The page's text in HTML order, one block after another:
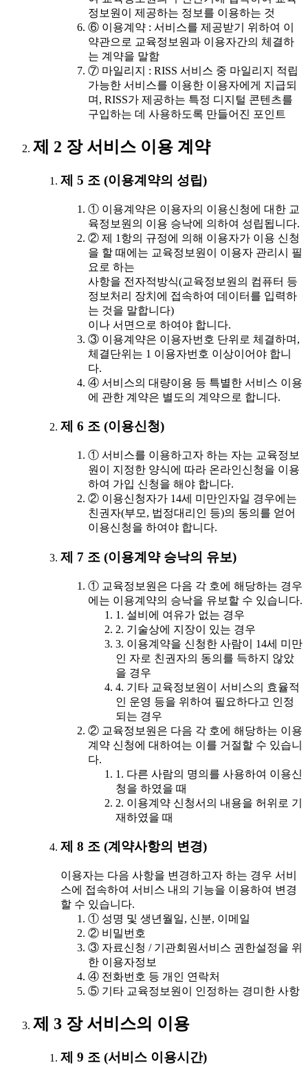
정보원이 제공하는 정보를 이용하는 것
⑥ 이용계약 : 서비스를 제공받기 위하여 이
약관으로 교육정보원과 이용자간의 체결하
는 계약을 말함
⑦ 마일리지 : RISS 서비스 중 마일리지 적립
가능한 서비스를 이용한 이용자에게 지급되
며, RISS가 제공하는 특정 디지털 콘텐츠를
구입하는 데 사용하도록 만들어진 포인트
제 2 장 서비스 이용 계약
제 5 조 (이용계약의 성립)
① 이용계약은 이용자의 이용신청에 대한 교
육정보원의 이용 승낙에 의하여 성립됩니다.
② 제 1항의 규정에 의해 이용자가 이용 신청
을 할 때에는 교육정보원이 이용자 관리시 필
요로 하는
사항을 전자적방식(교육정보원의 컴퓨터 등
정보처리 장치에 접속하여 데이터를 입력하
는 것을 말합니다)
이나 서면으로 하여야 합니다.
③ 이용계약은 이용자번호 단위로 체결하며,
체결단위는 1 이용자번호 이상이어야 합니
다.
④ 서비스의 대량이용 등 특별한 서비스 이용
에 관한 계약은 별도의 계약으로 합니다.
제 6 조 (이용신청)
① 서비스를 이용하고자 하는 자는 교육정보
원이 지정한 양식에 따라 온라인신청을 이용
하여 가입 신청을 해야 합니다.
② 이용신청자가 14세 미만인자일 경우에는
친권자(부모, 법정대리인 등)의 동의를 얻어
이용신청을 하여야 합니다.
제 7 조 (이용계약 승낙의 유보)
① 교육정보원은 다음 각 호에 해당하는 경우
에는 이용계약의 승낙을 유보할 수 있습니다.
1. 설비에 여유가 없는 경우
2. 기술상에 지장이 있는 경우
3. 이용계약을 신청한 사람이 14세 미만
인 자로 친권자의 동의를 득하지 않았
을 경우
4. 기타 교육정보원이 서비스의 효율적
인 운영 등을 위하여 필요하다고 인정
되는 경우
② 교육정보원은 다음 각 호에 해당하는 이용
계약 신청에 대하여는 이를 거절할 수 있습니
다.
1. 다른 사람의 명의를 사용하여 이용신
청을 하였을 때
2. 이용계약 신청서의 내용을 허위로 기
재하였을 때
제 8 조 (계약사항의 변경)
이용자는 다음 사항을 변경하고자 하는 경우 서비
스에 접속하여 서비스 내의 기능을 이용하여 변경
할 수 있습니다.
① 성명 및 생년월일, 신분, 이메일
② 비밀번호
③ 자료신청 / 기관회원서비스 권한설정을 위
한 이용자정보
④ 전화번호 등 개인 연락처
⑤ 기타 교육정보원이 인정하는 경미한 사항
제 3 장 서비스의 이용
제 9 조 (서비스 이용시간)